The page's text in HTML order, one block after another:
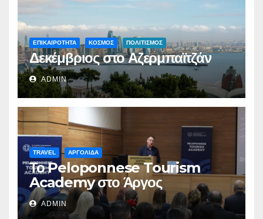
ΕΠΙΚΑΙΡΟΤΗΤΑ ΚΟΣΜΟΣ ΠΟΛΙΤΙΣΜΟΣ
Δεκέμβριος στο Αζερμπαϊτζάν
ADMIN
TRAVEL ΑΡΓΟΛΙΔΑ
Το Peloponnese Tourism
Academy στο Άργος
ADMIN